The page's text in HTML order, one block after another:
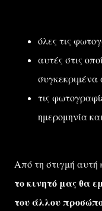
όλες τις
αυτές στις
συγκεκριμένα
τις
ημερομηνία
Από τη στιγμή αυτή
το κινητό μας θα
του άλλου